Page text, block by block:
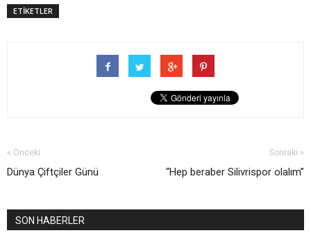
ETİKETLER
« Önceki
Dünya Çiftçiler Günü
Sonraki »
“Hep beraber Silivrispor olalım”
SON HABERLER